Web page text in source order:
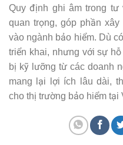
Quy định ghi âm trong tư
quan trọng, góp phần
vào ngành bảo hiểm. Dù
triển khai, nhưng với sự
bị kỹ lưỡng từ các doanh
mang lại lợi ích lâu dài,
cho thị trường bảo hiểm tại